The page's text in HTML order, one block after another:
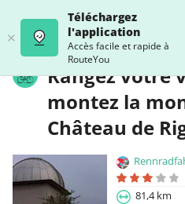
Téléchargez
l'application
Accès facile et rapide à
RouteYou
Rangez votre
montez la
Château de
81,4 km